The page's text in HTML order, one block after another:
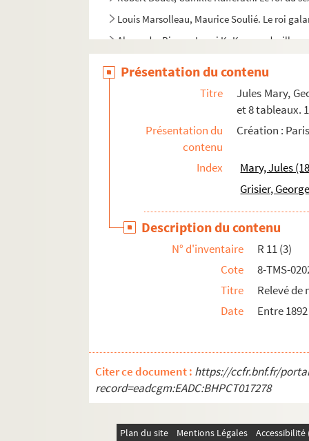
Louis Marsolleau, Maurice Soulié. Le roi
Alexandre Bisson. Le roi KoKo : vaudeville en
François Porché. Un roi, deux dames et un
Mario Duliani, Jean Refroigney. La Rolls-
Octave Feuillet. Le roman d'un jeune
André de Lorde, André Heuzé. Le roman
Robert de Flers, Francis de Croisset.
Edmond Rostand. Les romanesques :
Jean Anouilh. Roméo et Jeannette : pièce en
André Bisson. Le rosaire : pièce en 3 actes
Max Maurey. Rosalie : comédie en 1 acte.
Lambert Thiboust, Aurélien Scholl.
Auguste Dorchain. Rose d'Automne :
Claiville, Théodore Barrière. Rosière et
Henri Duvernois. Rouge : comédie en 3
Charles Esquier. Roulbosse le saltimbanque
Présentation du contenu
Titre
Jules Mary,
et 8 tableaux.
Présentation du
contenu
Création :
Index
Mary, Jules
Grisier,
Description du contenu
N° d'inventaire
R 11 (3)
Cote
8-TMS-
Titre
Relevé de
Date
Entre
Citer ce document : https://ccfr.bnf.fr/
record=eadcgm:EADC:BHPCT017278
Plan du site Mentions Légales